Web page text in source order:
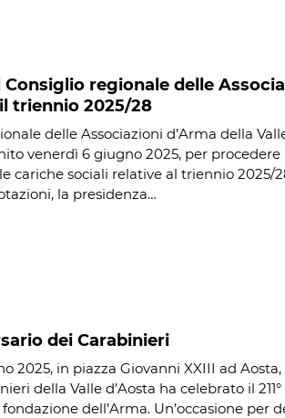
regionale delle
triennio 2025/28
delle Associazioni d’Arma della
venerdì 6 giugno 2025, per procedere
cariche sociali relative al triennio 2025/
la presidenza…
dei Carabinieri
2025, in piazza Giovanni XXIII ad Aosta,
della Valle d’Aosta ha celebrato il 211°
dell’Arma. Un’occasione per